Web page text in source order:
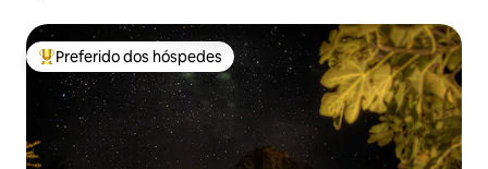
Entre os melhores preferidos dos hóspedes
Preferido dos hóspedes